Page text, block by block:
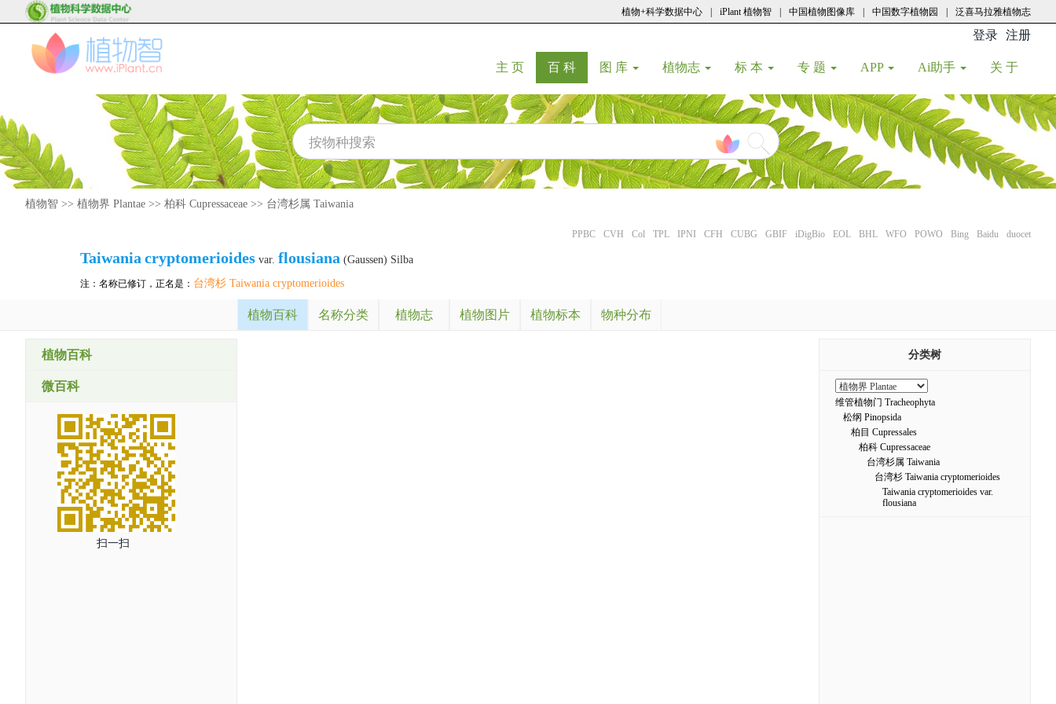
植物+科学数据中心 iPlant 植物智 中国植物图像库 中国数字植物园 泛喜马拉雅植物志
登录 注册
主 页(current)
百 科(current)
图 库 植物志 标 本 专 题 APP Ai助手 关 于
植物智 >> 植物界 Plantae >> 柏科 Cupressaceae >> 台湾杉属 Taiwania
PPBC CVH Col TPL IPNI CFH CUBG GBIF iDigBio EOL BHL WFO POWO Bing Baidu duocet
Taiwania cryptomerioides var. flousiana (Gaussen) Silba
注：名称已修订，正名是： 台湾杉 Taiwania cryptomerioides
植物百科 名称分类 植物志 植物图片 植物标本 物种分布
植物百科
微百科
扫一扫
分类树
维管植物门 Tracheophyta
松纲 Pinopsida
柏目 Cupressales
柏科 Cupressaceae
台湾杉属 Taiwania
台湾杉 Taiwania cryptomerioides
Taiwania cryptomerioides var.
flousiana